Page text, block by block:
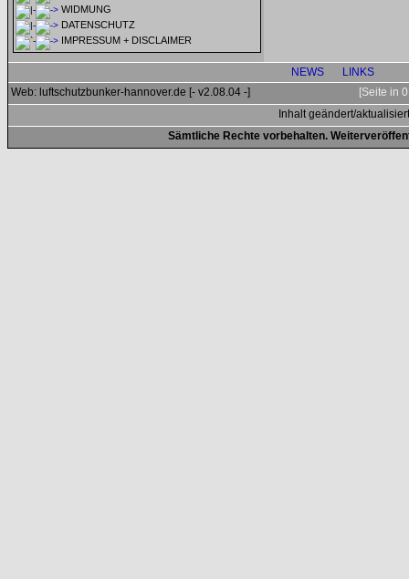
WIDMUNG
DATENSCHUTZ
IMPRESSUM + DISCLAIMER
NEWS
LINKS
Web: luftschutzbunker-hannover.de [- v2.08.04 -]
[Seite in
Inhalt geändert/
Sämtliche Rechte vorbehalten.